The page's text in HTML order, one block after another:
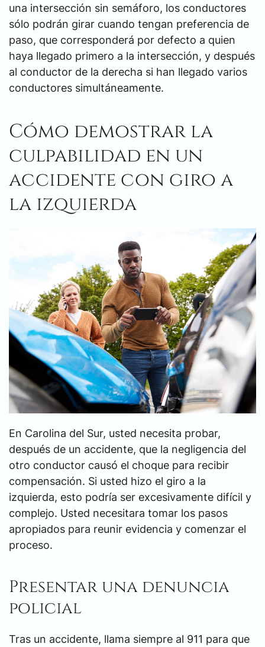
una intersección sin semáforo, los conductores
sólo podrán girar cuando tengan preferencia de
paso, que corresponderá por defecto a quien
haya llegado primero a la intersección, y después
al conductor de la derecha si han llegado varios
conductores simultáneamente.
Cómo demostrar la
culpabilidad en un
accidente con giro a
la izquierda
En Carolina del Sur, usted necesita probar,
después de un accidente, que la negligencia del
otro conductor causó el choque para recibir
compensación. Si usted hizo el giro a la
izquierda, esto podría ser excesivamente difícil y
complejo. Usted necesitara tomar los pasos
apropiados para reunir evidencia y comenzar el
proceso.
Presentar una denuncia
policial
Tras un accidente, llama siempre al 911 para que